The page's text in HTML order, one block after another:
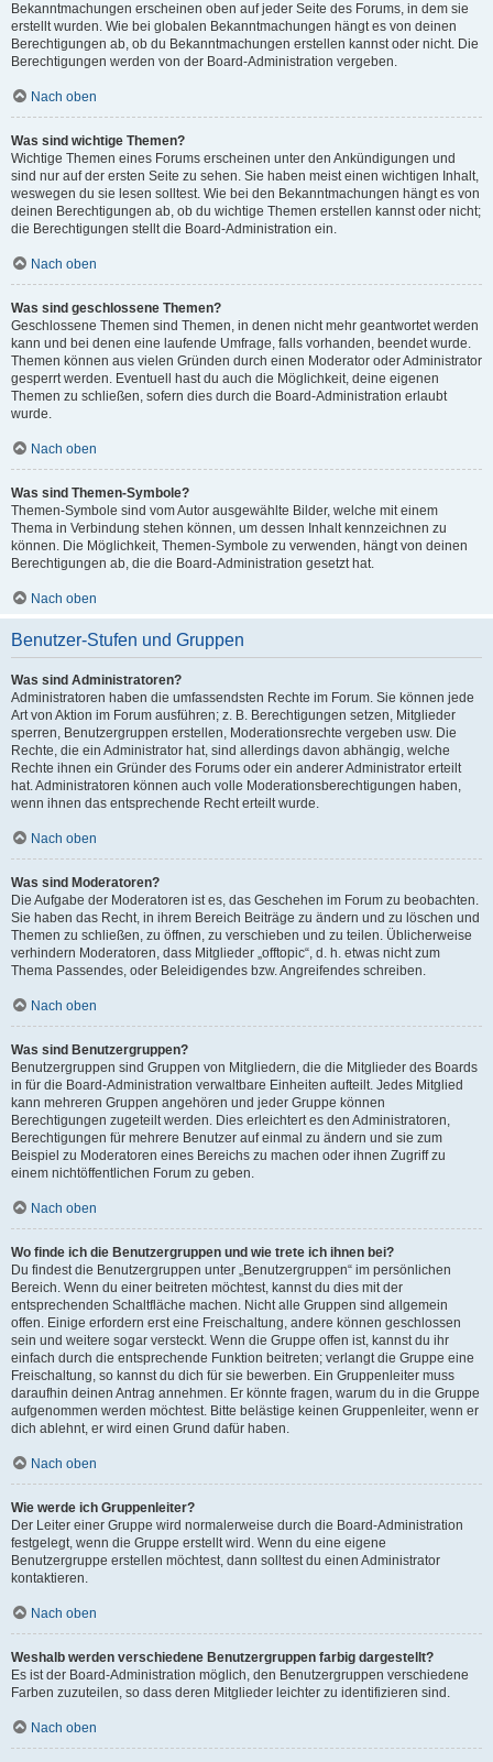
Bekanntmachungen erscheinen oben auf jeder Seite des Forums, in dem sie
erstellt wurden. Wie bei globalen Bekanntmachungen hängt es von deinen
Berechtigungen ab, ob du Bekanntmachungen erstellen kannst oder nicht. Die
Berechtigungen werden von der Board-Administration vergeben.
Nach oben
Was sind wichtige Themen?
Wichtige Themen eines Forums erscheinen unter den Ankündigungen und
sind nur auf der ersten Seite zu sehen. Sie haben meist einen wichtigen Inhalt,
weswegen du sie lesen solltest. Wie bei den Bekanntmachungen hängt es von
deinen Berechtigungen ab, ob du wichtige Themen erstellen kannst oder nicht;
die Berechtigungen stellt die Board-Administration ein.
Nach oben
Was sind geschlossene Themen?
Geschlossene Themen sind Themen, in denen nicht mehr geantwortet werden
kann und bei denen eine laufende Umfrage, falls vorhanden, beendet wurde.
Themen können aus vielen Gründen durch einen Moderator oder Administrator
gesperrt werden. Eventuell hast du auch die Möglichkeit, deine eigenen
Themen zu schließen, sofern dies durch die Board-Administration erlaubt
wurde.
Nach oben
Was sind Themen-Symbole?
Themen-Symbole sind vom Autor ausgewählte Bilder, welche mit einem
Thema in Verbindung stehen können, um dessen Inhalt kennzeichnen zu
können. Die Möglichkeit, Themen-Symbole zu verwenden, hängt von deinen
Berechtigungen ab, die die Board-Administration gesetzt hat.
Nach oben
Benutzer-Stufen und Gruppen
Was sind Administratoren?
Administratoren haben die umfassendsten Rechte im Forum. Sie können jede
Art von Aktion im Forum ausführen; z. B. Berechtigungen setzen, Mitglieder
sperren, Benutzergruppen erstellen, Moderationsrechte vergeben usw. Die
Rechte, die ein Administrator hat, sind allerdings davon abhängig, welche
Rechte ihnen ein Gründer des Forums oder ein anderer Administrator erteilt
hat. Administratoren können auch volle Moderationsberechtigungen haben,
wenn ihnen das entsprechende Recht erteilt wurde.
Nach oben
Was sind Moderatoren?
Die Aufgabe der Moderatoren ist es, das Geschehen im Forum zu beobachten.
Sie haben das Recht, in ihrem Bereich Beiträge zu ändern und zu löschen und
Themen zu schließen, zu öffnen, zu verschieben und zu teilen. Üblicherweise
verhindern Moderatoren, dass Mitglieder „offtopic“, d. h. etwas nicht zum
Thema Passendes, oder Beleidigendes bzw. Angreifendes schreiben.
Nach oben
Was sind Benutzergruppen?
Benutzergruppen sind Gruppen von Mitgliedern, die die Mitglieder des Boards
in für die Board-Administration verwaltbare Einheiten aufteilt. Jedes Mitglied
kann mehreren Gruppen angehören und jeder Gruppe können
Berechtigungen zugeteilt werden. Dies erleichtert es den Administratoren,
Berechtigungen für mehrere Benutzer auf einmal zu ändern und sie zum
Beispiel zu Moderatoren eines Bereichs zu machen oder ihnen Zugriff zu
einem nichtöffentlichen Forum zu geben.
Nach oben
Wo finde ich die Benutzergruppen und wie trete ich ihnen bei?
Du findest die Benutzergruppen unter „Benutzergruppen“ im persönlichen
Bereich. Wenn du einer beitreten möchtest, kannst du dies mit der
entsprechenden Schaltfläche machen. Nicht alle Gruppen sind allgemein
offen. Einige erfordern erst eine Freischaltung, andere können geschlossen
sein und weitere sogar versteckt. Wenn die Gruppe offen ist, kannst du ihr
einfach durch die entsprechende Funktion beitreten; verlangt die Gruppe eine
Freischaltung, so kannst du dich für sie bewerben. Ein Gruppenleiter muss
daraufhin deinen Antrag annehmen. Er könnte fragen, warum du in die Gruppe
aufgenommen werden möchtest. Bitte belästige keinen Gruppenleiter, wenn er
dich ablehnt, er wird einen Grund dafür haben.
Nach oben
Wie werde ich Gruppenleiter?
Der Leiter einer Gruppe wird normalerweise durch die Board-Administration
festgelegt, wenn die Gruppe erstellt wird. Wenn du eine eigene
Benutzergruppe erstellen möchtest, dann solltest du einen Administrator
kontaktieren.
Nach oben
Weshalb werden verschiedene Benutzergruppen farbig dargestellt?
Es ist der Board-Administration möglich, den Benutzergruppen verschiedene
Farben zuzuteilen, so dass deren Mitglieder leichter zu identifizieren sind.
Nach oben